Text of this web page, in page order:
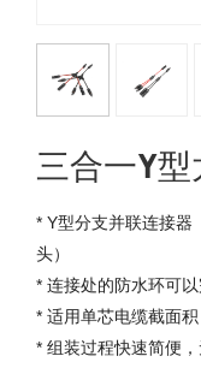
三合一Y
* Y型分支并联连接器
头）
* 连接处的防水环可
* 适用单芯电缆截面
* 组装过程快速简便